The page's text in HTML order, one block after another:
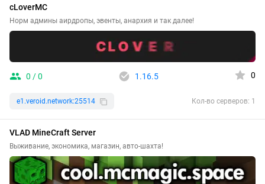
cLoverMC
Норм админы аирдропы, эвенты, анархия и так далее!
0 / 0 1.16.5 0
e1.veroid.network:25514 Кол-во серверов: 1
VLAD MineCraft Server
Выживание, экономика, магазин, авто-шахта!